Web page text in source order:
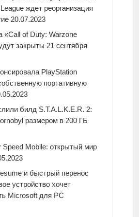
ждет реорганизация
20.07.2023
«Call of Duty: Warzone
закрыты 21 сентября
PlayStation
портативную
билд S.T.A.L.K.E.R. 2:
размером в 200 ГБ
Speed Mobile: открытый мир
и быстрый перенос
устройство хочет
Microsoft для PC